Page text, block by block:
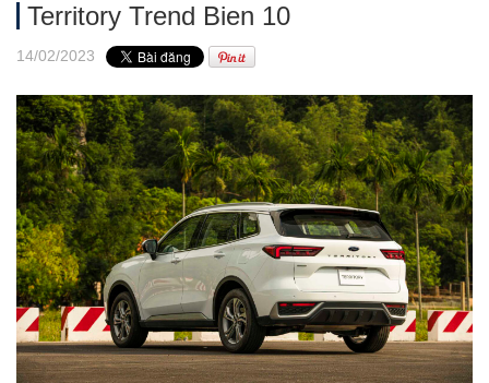
Territory Trend Bien 10
14/02/2023